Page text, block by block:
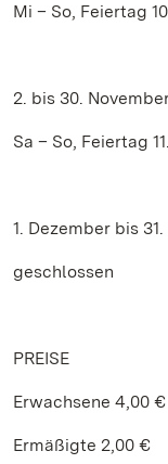
Mi – So, Feiertag
2. bis 30.
Sa – So, Feiertag
1. Dezember bis
geschlossen
PREISE
Erwachsene 4,00 €
Ermäßigte 2,00 €